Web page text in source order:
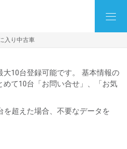
入り中古車
大10台登録可能です。 基本情報の
めて10台「お問い合せ」、「お気
超えた場合、不要なデータを